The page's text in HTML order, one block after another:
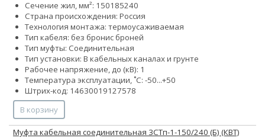
Сечение жил, мм²: 150185240
Страна происхождения: Россия
Технология монтажа: термоусаживаемая
Тип кабеля: без бронис броней
Тип муфты: Соединительная
Тип установки: В кабельных каналах и грунте
Рабочее напряжение, до (кВ): 1
Температура эксплуатации, ˚С: -50...+50
Штрих-код: 14630019127578
В корзину
Муфта кабельная соединительная 3СТп-1-150/240 (Б) (КВТ)